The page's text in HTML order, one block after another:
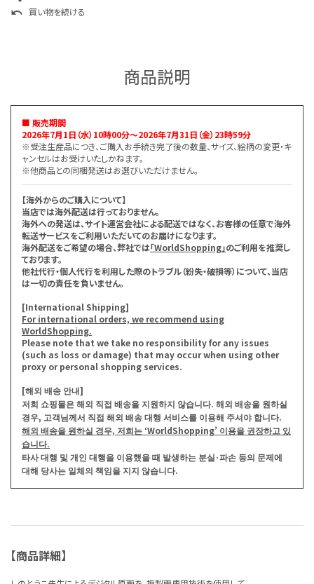
undo 買い物を続ける
商品説明
■ 販売期間
2026年7月1日（水）10時00分～2026年7月31日（金）23時59分
※受注生産品につき、ご購入お手続き完了後の数量、サイズ、絵柄の変更・キ
ャンセルはお受けいたしかねます。
※他商品との同梱発送はお選びいただけません。
【海外からのご購入について】
当店では海外配送は行っておりません。
海外への発送は、サイト運営会社による配送ではなく、お客様の任意で海外
転送サービスをご利用いただいてのお届けになります。
海外配送をご希望の場合、弊社では「WorldShopping」のご利用を推奨し
ております。
他社代行・個人代行を利用した際のトラブル（紛失・破損等）について、当店
は一切の責任を負いません。
[International Shipping]
For international orders, we recommend using
WorldShopping.
Please note that we take no responsibility for any issues
(such as loss or damage) that may occur when using other
proxy or personal shopping services.
[해외 배송 안내]
저희 쇼핑몰은 해외 직접 배송을 지원하지 않습니다. 해외 배송을 원하실
경우, 고객님께서 직접 해외 배송 대행 서비스를 이용해 주셔야 합니다.
해외 배송을 원하실 경우, 저희는 ‘WorldShopping’ 이용을 권장하고 있
습니다.
타사 대행 및 개인 대행을 이용했을 때 발생하는 분실·파손 등의 문제에
대해 당사는 일체의 책임을 지지 않습니다.
【商品詳細】